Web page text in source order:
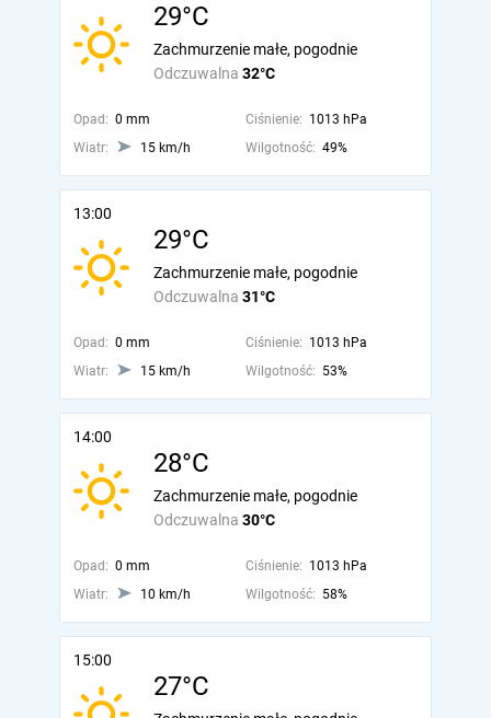
29°C
Odczuwalna 32°C
Zachmurzenie małe, pogodnie
Opad: 0 mm Ciśnienie: 1013 hPa
Wiatr:
15 km/h Wilgotność: 49%
13:00
29°C
Odczuwalna 31°C
Zachmurzenie małe, pogodnie
Opad: 0 mm Ciśnienie: 1013 hPa
Wiatr:
15 km/h Wilgotność: 53%
14:00
28°C
Odczuwalna 30°C
Zachmurzenie małe, pogodnie
Opad: 0 mm Ciśnienie: 1013 hPa
Wiatr:
10 km/h Wilgotność: 58%
15:00
27°C